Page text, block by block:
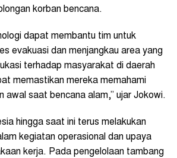
korban bencana.
dapat membantu tim untuk
evakuasi dan menjangkau area yang
terhadap masyarakat di daerah
memastikan mereka memahami
awal saat bencana alam,” ujar Jokowi.
hingga saat ini terus melakukan
kegiatan operasional dan upaya
kerja. Pada pengelolaan tambang